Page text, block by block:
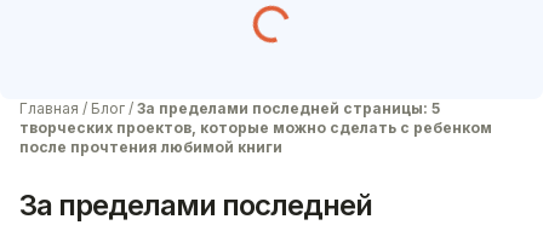
Главная / Блог / За пределами последней страницы: 5
творческих проектов, которые можно сделать с ребенком
после прочтения любимой книги
За пределами последней